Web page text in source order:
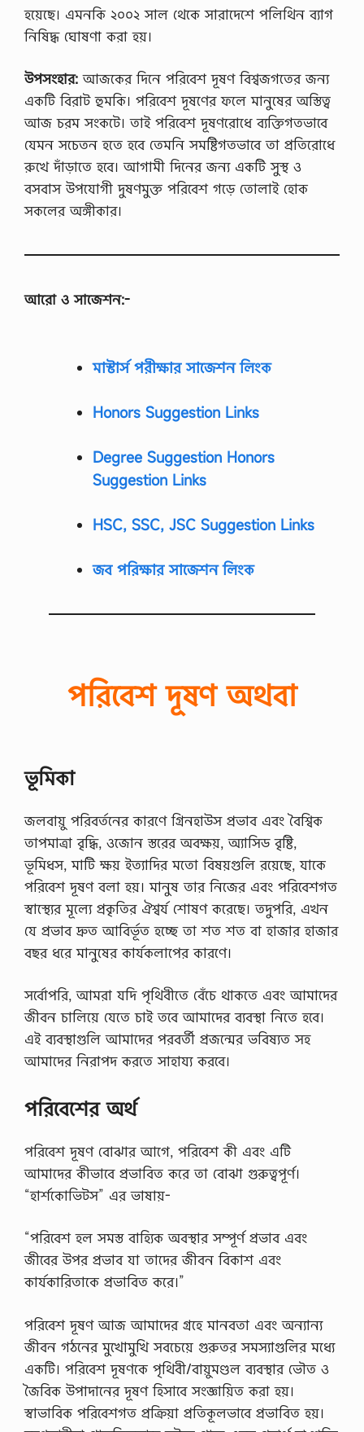
হয়েছে। এমনকি ২০০২ সাল থেকে সারাদেশে পলিথিন ব্যাগ
নিষিদ্ধ ঘোষণা করা হয়।
উপসংহার: আজকের দিনে পরিবেশ দূষণ বিশ্বজগতের জন্য
একটি বিরাট হুমকি। পরিবেশ দূষণের ফলে মানুষের অস্তিত্ব
আজ চরম সংকটে। তাই পরিবেশ দূষণরোধে ব্যক্তিগতভাবে
যেমন সচেতন হতে হবে তেমনি সমষ্টিগতভাবে তা প্রতিরোধে
রুখে দাঁড়াতে হবে। আগামী দিনের জন্য একটি সুস্থ ও
বসবাস উপযোগী দুষণমুক্ত পরিবেশ গড়ে তোলাই হোক
সকলের অঙ্গীকার।
আরো ও সাজেশন:-
মাস্টার্স পরীক্ষার সাজেশন লিংক
Honors Suggestion Links
Degree Suggestion Honors
Suggestion Links
HSC, SSC, JSC Suggestion Links
জব পরিক্ষার সাজেশন লিংক
পরিবেশ দূষণ অথবা
ভূমিকা
জলবায়ু পরিবর্তনের কারণে গ্রিনহাউস প্রভাব এবং বৈশ্বিক
তাপমাত্রা বৃদ্ধি, ওজোন স্তরের অবক্ষয়, অ্যাসিড বৃষ্টি,
ভূমিধস, মাটি ক্ষয় ইত্যাদির মতো বিষয়গুলি রয়েছে, যাকে
পরিবেশ দূষণ বলা হয়। মানুষ তার নিজের এবং পরিবেশগত
স্বাস্থ্যের মূল্যে প্রকৃতির ঐশ্বর্য শোষণ করেছে। তদুপরি, এখন
যে প্রভাব দ্রুত আবির্ভূত হচ্ছে তা শত শত বা হাজার হাজার
বছর ধরে মানুষের কার্যকলাপের কারণে।
সর্বোপরি, আমরা যদি পৃথিবীতে বেঁচে থাকতে এবং আমাদের
জীবন চালিয়ে যেতে চাই তবে আমাদের ব্যবস্থা নিতে হবে।
এই ব্যবস্থাগুলি আমাদের পরবর্তী প্রজন্মের ভবিষ্যত সহ
আমাদের নিরাপদ করতে সাহায্য করবে।
পরিবেশের অর্থ
পরিবেশ দূষণ বোঝার আগে, পরিবেশ কী এবং এটি
আমাদের কীভাবে প্রভাবিত করে তা বোঝা গুরুত্বপূর্ণ।
“হার্শকোভিটস” এর ভাষায়-
“পরিবেশ হল সমস্ত বাহ্যিক অবস্থার সম্পূর্ণ প্রভাব এবং
জীবের উপর প্রভাব যা তাদের জীবন বিকাশ এবং
কার্যকারিতাকে প্রভাবিত করে।”
পরিবেশ দূষণ আজ আমাদের গ্রহে মানবতা এবং অন্যান্য
জীবন গঠনের মুখোমুখি সবচেয়ে গুরুতর সমস্যাগুলির মধ্যে
একটি। পরিবেশ দূষণকে পৃথিবী/বায়ুমণ্ডল ব্যবস্থার ভৌত ও
জৈবিক উপাদানের দূষণ হিসাবে সংজ্ঞায়িত করা হয়।
স্বাভাবিক পরিবেশগত প্রক্রিয়া প্রতিকূলভাবে প্রভাবিত হয়।